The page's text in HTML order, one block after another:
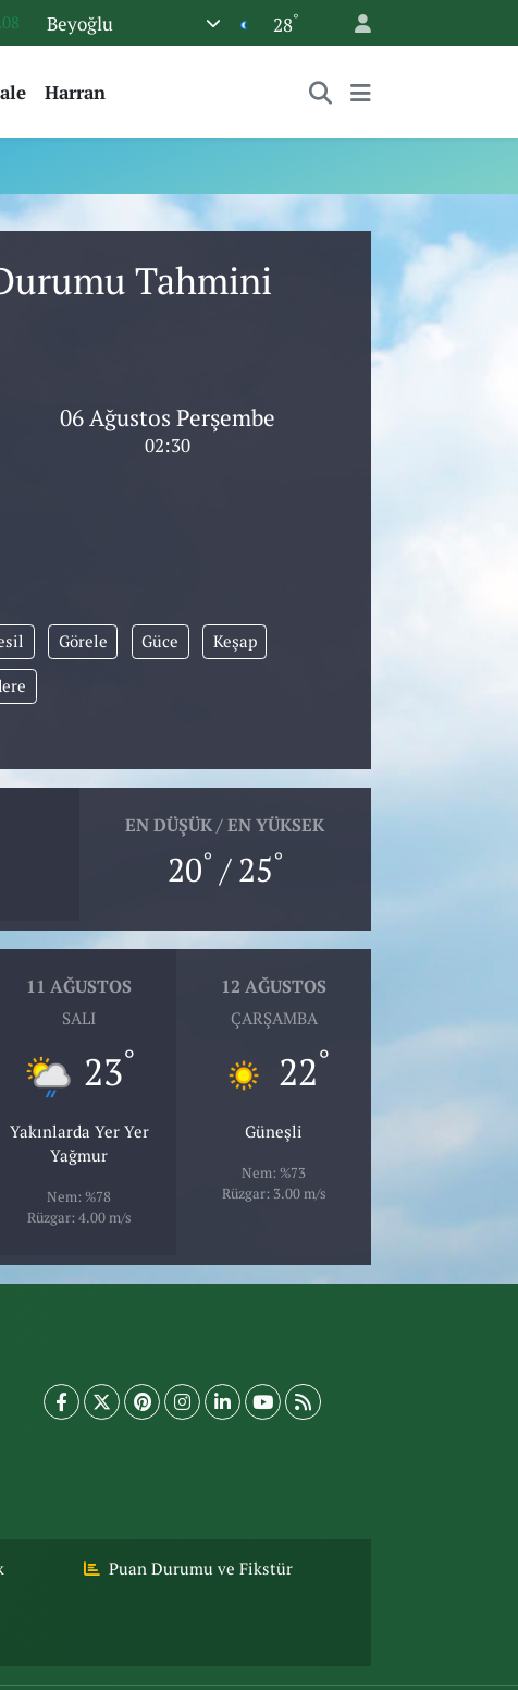
Beyoğlu 28°
Harran
Tahmini
06 Ağustos Perşembe
02:30
Görele Güce Keşap
EN DÜŞÜK / EN YÜKSEK
20° / 25°
11 AĞUSTOS
SALI
23°
Yakınlarda Yer Yer
Yağmur
Nem: %78
Rüzgar: 4.00 m/s
12 AĞUSTOS
ÇARŞAMBA
22°
Güneşli
Nem: %73
Rüzgar: 3.00 m/s
Puan Durumu ve Fikstür